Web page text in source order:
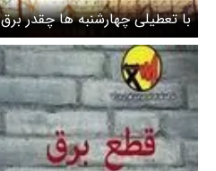
با تعطیلی چهارشنبه ها چقدر